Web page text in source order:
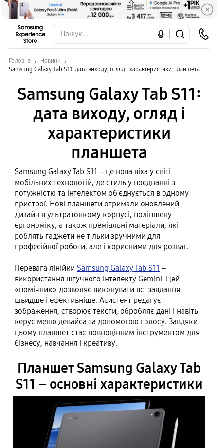
Головна
Новини
Samsung Galaxy Tab S11: дата виходу, огляд і характеристики планшета
Samsung Galaxy Tab S11:
дата виходу, огляд і
характеристики
планшета
Samsung Galaxy Tab S11 – це нова віха у світі
мобільних технологій, де стиль у поєднанні з
потужністю та інтелектом об'єднується в одному
пристрої. Нові планшети отримали оновлений
дизайн в ультратонкому корпусі, поліпшену
ергономіку, а також преміальні матеріали, які
роблять гаджети не тільки зручними для
професійної роботи, але і корисними для розваг.
Перевага лінійки Samsung Galaxy Tab S11 –
використання штучного інтелекту Gemini. Цей
«помічник» дозволяє виконувати всі завдання
швидше і ефективніше. Асистент редагує
зображення, створює тексти, обробляє дані і навіть
керує меню девайса за допомогою голосу. Завдяки
цьому планшет стає повноцінним інструментом для
бізнесу, навчання і креативу.
Планшет Samsung Galaxy Tab
S11 – основні характеристики